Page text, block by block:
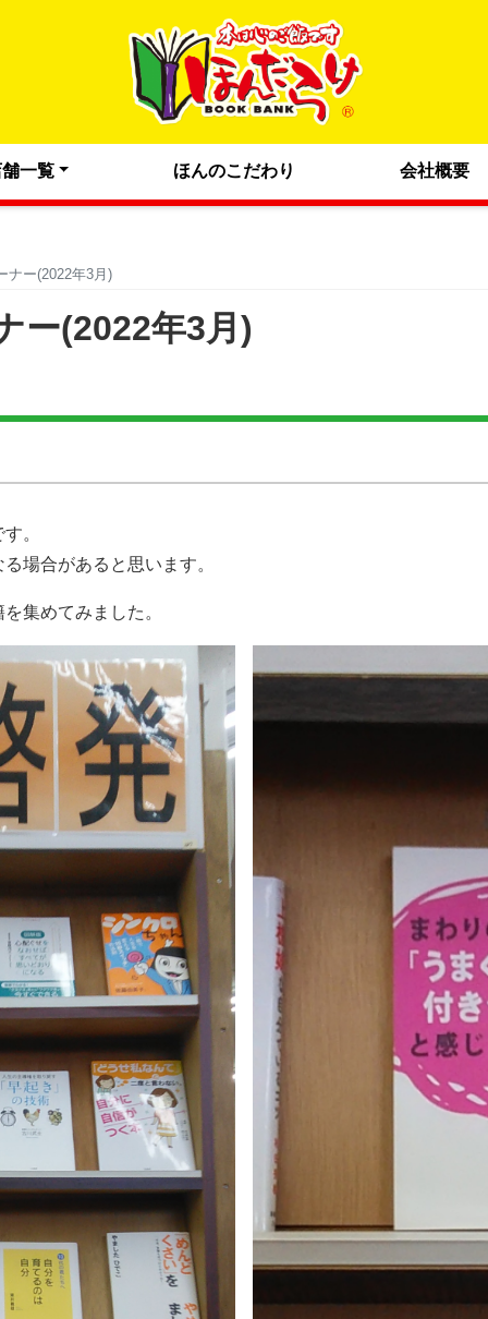
一覧 ほんのこだわり 会社概要
ナー(2022年3月)
ー(2022年3月)
。
場合があると思います。
集めてみました。